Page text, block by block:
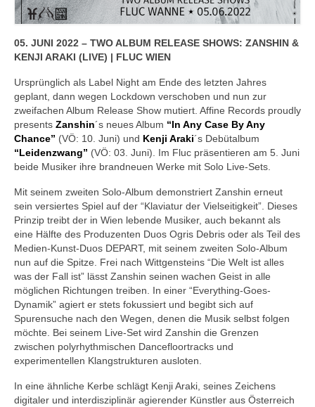
05. JUNI 2022 – TWO ALBUM RELEASE SHOWS: ZANSHIN &
KENJI ARAKI (LIVE) | FLUC WIEN
Ursprünglich als Label Night am Ende des letzten Jahres
geplant, dann wegen Lockdown verschoben und nun zur
zweifachen Album Release Show mutiert. Affine Records proudly
presents Zanshin´s neues Album “In Any Case By Any
Chance” (VÖ: 10. Juni) und Kenji Araki´s Debütalbum
“Leidenzwang” (VÖ: 03. Juni). Im Fluc präsentieren am 5. Juni
beide Musiker ihre brandneuen Werke mit Solo Live-Sets.
Mit seinem zweiten Solo-Album demonstriert Zanshin erneut
sein versiertes Spiel auf der “Klaviatur der Vielseitigkeit”. Dieses
Prinzip treibt der in Wien lebende Musiker, auch bekannt als
eine Hälfte des Produzenten Duos Ogris Debris oder als Teil des
Medien-Kunst-Duos DEPART, mit seinem zweiten Solo-Album
nun auf die Spitze. Frei nach Wittgensteins “Die Welt ist alles
was der Fall ist” lässt Zanshin seinen wachen Geist in alle
möglichen Richtungen treiben. In einer “Everything-Goes-
Dynamik” agiert er stets fokussiert und begibt sich auf
Spurensuche nach den Wegen, denen die Musik selbst folgen
möchte. Bei seinem Live-Set wird Zanshin die Grenzen
zwischen polyrhythmischen Dancefloortracks und
experimentellen Klangstrukturen ausloten.
In eine ähnliche Kerbe schlägt Kenji Araki, seines Zeichens
digitaler und interdisziplinär agierender Künstler aus Österreich